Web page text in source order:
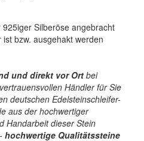
Silberöse angebracht
bzw. ausgehakt werden
und direkt vor Ort bei
Händler für Sie
deutschen Edelsteinschleifer-
aus der hochwertiger
Handarbeit dieser Stein
hochwertige Qualitätssteine